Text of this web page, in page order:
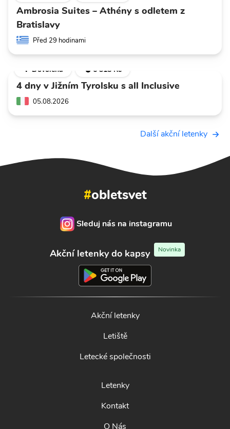
Ambrosia Suites – Athény s odletem z
Bratislavy
Před 29 hodinami
🌴 Dovolená 💣 6 318 Kč
4 dny v Jižním Tyrolsku s all Inclusive
05.08.2026
Další akční letenky
#obletsvet
Sleduj nás na instagramu
Akční letenky do kapsy Novinka
Akční letenky
Letiště
Letecké společnosti
Letenky
Kontakt
O Nás